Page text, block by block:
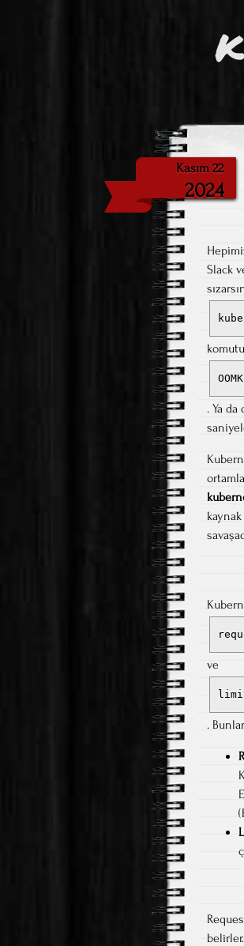
Kasım 22
2024
Slack
. Ya
ve
.